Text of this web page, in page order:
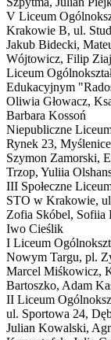
V Liceum
Krakowie B, ul.
Jakub Bidecki,
Wójtowicz, Filip
Liceum
Edukacyjnym
Oliwia Głowacz,
Barbara Kossoń
Niepubliczne
Rynek 23, Myślenice
Szymon Zamorski,
Trzop, Yuliia
III Społeczne
STO w Krakowie,
Zofia Skóbel,
Iwo Cieślik
I Liceum
Nowym Targu, pl.
Marcel Miśkowicz,
Bartoszko, Adam
II Liceum
ul. Sportowa 24,
Julian Kowalski,